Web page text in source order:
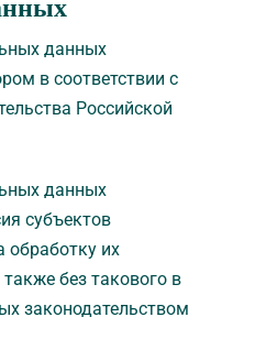
данных
в соответствии с
Российской
данных
субъектов
обработку их
без такового в
законодательством